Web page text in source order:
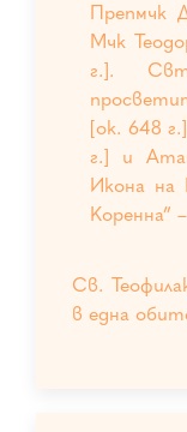
Препмчк
Мчк
г.].
[ок. 648
г.] и
Икона на
Коренна”
Св.
в една